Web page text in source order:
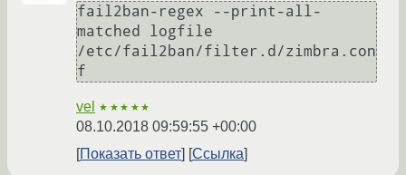
fail2ban-regex --print-all-
matched logfile
/etc/fail2ban/filter.d/zimbra.con
f
vel ★★★★★
08.10.2018 09:59:55 +00:00
Показать ответ
Ссылка